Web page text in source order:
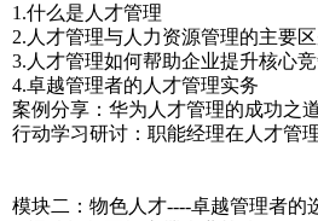
1.什么是人才管理
2.人才管理与人力资源管理的主要
3.人才管理如何帮助企业提升核心
4.卓越管理者的人才管理实务
案例分享：华为人才管理的成功之
行动学习研讨：职能经理在人才管
模块二：物色人才----卓越管理者的